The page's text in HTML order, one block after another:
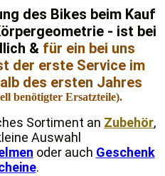
des Bikes beim Kauf
- ist bei
& für ein bei uns
der erste Service im
des ersten Jahres
benötigter Ersatzteile).
Sortiment an Zubehör,
Auswahl
oder auch Geschenk
.